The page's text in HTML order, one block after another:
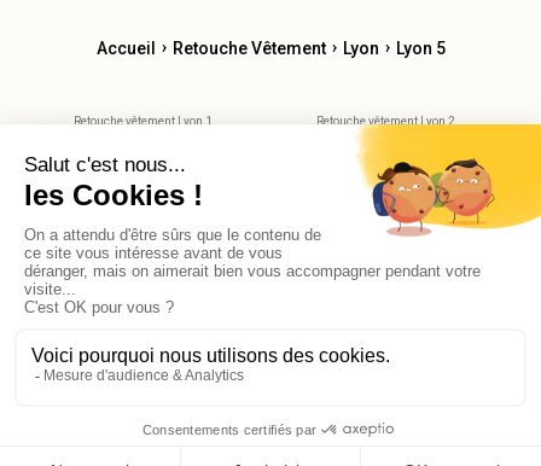
Accueil › Retouche Vêtement › Lyon › Lyon 5
Retouche vêtement Lyon 1
Retouche vêtement Lyon 2
Retouche vêtement Lyon 4
Retouche vêtement Lyon 6
Retouche vêtement Lyon 7
Retouche vêtement Lyon 8
Retouche vêtement Lyon 9
Retouche vêtement Bron
Retouche vêtement Saint-Priest
© 2026 Reekom. Tous droits réservés.Mentions légales
Politique de confidentialité